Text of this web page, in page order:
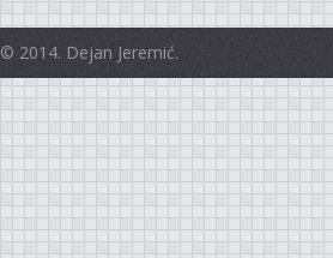
© 2014. Dejan Jeremić.